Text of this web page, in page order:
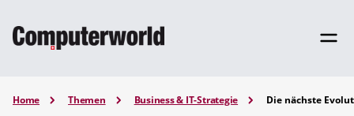
Home Themen Business & IT-Strategie Die nächste